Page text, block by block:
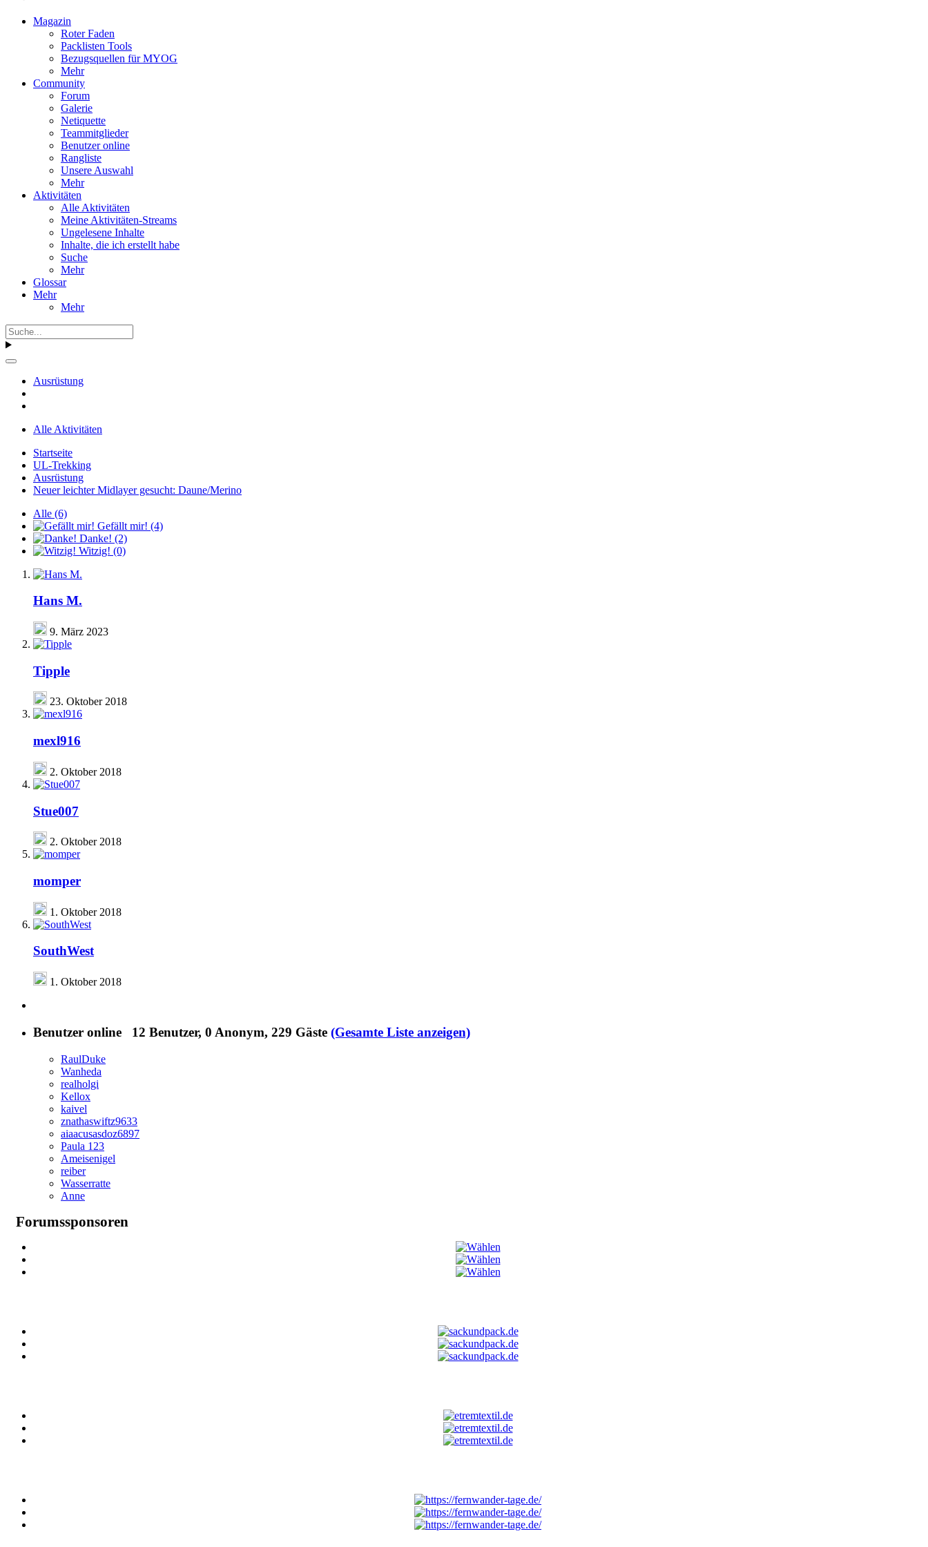
Magazin
Roter Faden
Packlisten Tools
Bezugsquellen für MYOG
Mehr
Community
Forum
Galerie
Netiquette
Teammitglieder
Benutzer online
Rangliste
Unsere Auswahl
Mehr
Aktivitäten
Alle Aktivitäten
Meine Aktivitäten-Streams
Ungelesene Inhalte
Inhalte, die ich erstellt habe
Suche
Mehr
Glossar
Mehr
Mehr
Ausrüstung
Alle Aktivitäten
Startseite
UL-Trekking
Ausrüstung
Neuer leichter Midlayer gesucht: Daune/Merino
Alle (6)
Gefällt mir! (4)
Danke! (2)
Witzig! (0)
Hans M.
9. März 2023
Tipple
23. Oktober 2018
mexl916
2. Oktober 2018
Stue007
2. Oktober 2018
momper
1. Oktober 2018
SouthWest
1. Oktober 2018
Benutzer online 12 Benutzer, 0 Anonym, 229 Gäste (Gesamte Liste anzeigen)
RaulDuke
Wanheda
realholgi
Kellox
kaivel
znathaswiftz9633
aiaacusasdoz6897
Paula 123
Ameisenigel
reiber
Wasserratte
Anne
Forumssponsoren